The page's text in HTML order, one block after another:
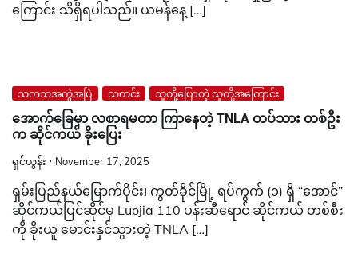
ကြောင်း သိရှိရပါသည်။ ယမန်နေ့ […]
သကသအကွဲအပြဲ သတင်း သူတို့ပြောတဲ့ သူတို့အကြောင်း
အောက်ခြေမှာ လစာရမတာ ကြာနေတဲ့ TNLA တပ်သား တစ်ဦး
က ဆိုင်ကယ် ခိုးပြေး
ရှင်ယွန်း November 17, 2025
ရှမ်းပြည်နယ်မြောက်ပိုင်း၊ ကွတ်ခိုင်မြို့ ရပ်ကွက် (၁) ရှိ “အောင်”
ဆိုင်ကယ်ပြင်ဆိုင်မှ Luojia 110 ပန်းဆီရောင် ဆိုင်ကယ် တစ်စီး
ကို ခိုးယူ မောင်းနှင်သွားတဲ့ TNLA […]